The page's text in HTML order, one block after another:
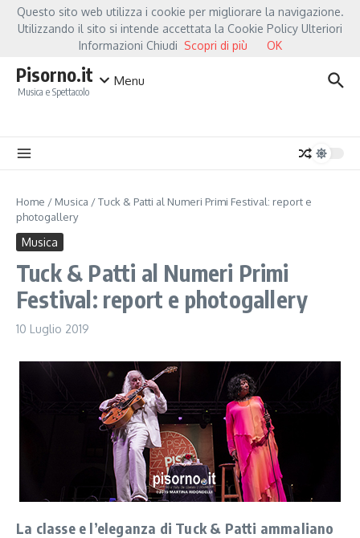
Salta al contenuto
Hot News
Fiorella Mannoia, a Capannori nasce “Anime Salve”: la data zero è un atto
Pisorno.it
Musica e Spettacolo
Menu
Home / Musica /Tuck & Patti al Numeri Primi Festival: report e
photogallery
Musica
Tuck & Patti al Numeri Primi
Festival: report e photogallery
10 Luglio 2019
La classe e l’eleganza di Tuck & Patti ammaliano
Questo sito web utilizza i cookie per migliorare la navigazione.
Utilizzando il sito si intende accettata la Cookie Policy Ulteriori
Informazioni Chiudi Scopri di più OK